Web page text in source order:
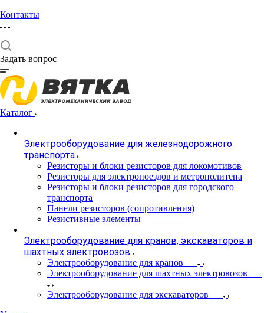
Контакты
Задать вопрос
Каталог
Электрооборудование для железнодорожного
транспорта
Резисторы и блоки резисторов для локомотивов
Резисторы для электропоездов и метрополитена
Резисторы и блоки резисторов для городского
транспорта
Панели резисторов (сопротивления)
Резистивные элементы
Электрооборудование для кранов, экскаваторов и
шахтных электровозов
Электрооборудование для кранов
Электрооборудование для шахтных электровозов
Электрооборудование для экскаваторов